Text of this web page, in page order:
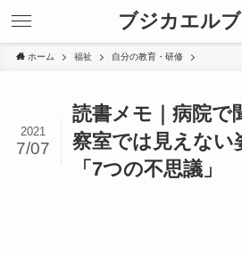
ブジカエル
ホーム 福祉 自分の教育・研修
読書メモ｜病院で
察室では見えない
「7つの不思議」
2021
7/07